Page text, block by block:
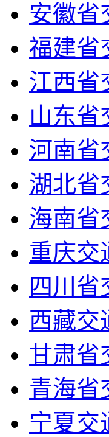
安徽省
福建省
江西省
山东省
河南省
湖北省
海南省
重庆交
四川省
西藏交
甘肃省
青海省
宁夏交